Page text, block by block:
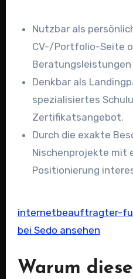
Nutzbar als
CV-/Portfolio-Seite
Beratungsleistungen
Denkbar als
spezialisiertes
Zertifikatsangebot.
Durch die exakte
Nischenprojekte mit
Positionierung
internetbeauftragter-
bei Sedo ansehen
Warum